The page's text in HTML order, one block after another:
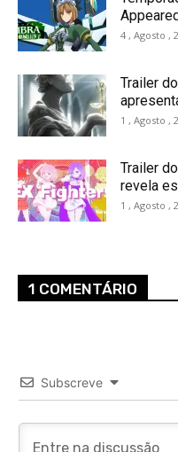
4 , Agosto ,
Trailer
1 , Agosto ,
Trailer
revela
1 , Agosto ,
1 COMENTÁRIO
Subscreve